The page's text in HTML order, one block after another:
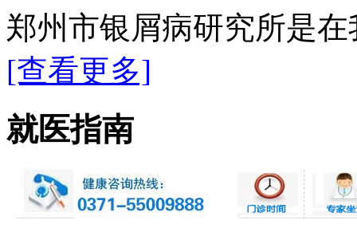
郑州市银屑病研究所是
[查看更多]
就医指南